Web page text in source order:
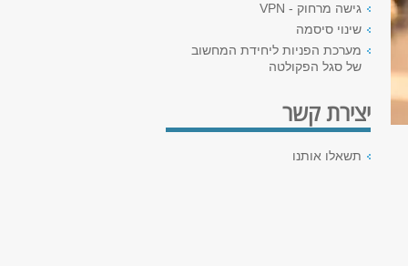
גישה מרחוק - VPN
שינוי סיסמה
מערכת הפניות ליחידת המחשוב
של סגל הפקולטה
יצירת קשר
תשאלו אותנו